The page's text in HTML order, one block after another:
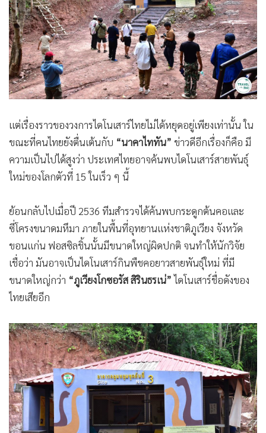
แต่เรื่องราวของวงการไดโนเสาร์ไทยไม่ได้หยุดอยู่เพียงเท่านั้น ใน
ขณะที่คนไทยยังตื่นเต้นกับ “นาคาไททัน” ข่าวดีอีกเรื่องก็คือ มี
ความเป็นไปได้สูงว่า ประเทศไทยอาจค้นพบไดโนเสาร์สายพันธุ์
ใหม่ของโลกตัวที่ 15 ในเร็ว ๆ นี้
ย้อนกลับไปเมื่อปี 2536 ทีมสำรวจได้ค้นพบกระดูกต้นคอและ
ซี่โครงขนาดมหึมา ภายในพื้นที่อุทยานแห่งชาติภูเวียง จังหวัด
ขอนแก่น ฟอสซิลชิ้นนั้นมีขนาดใหญ่ผิดปกติ จนทำให้นักวิจัย
เชื่อว่า มันอาจเป็นไดโนเสาร์กินพืชคอยาวสายพันธุ์ใหม่ ที่มี
ขนาดใหญ่กว่า “ภูเวียงโกซอรัส สิรินธรเน่”ไดโนเสาร์ชื่อดังของ
ไทยเสียอีก